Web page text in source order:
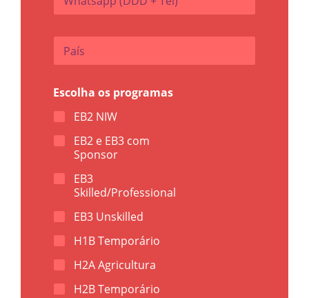
+
*
a
p
(
D
D
D
+
e
l
*
P
í
*
Escolha os programas
EB2 NIW
EB2 e EB3 com
Sponsor
EB3
Skilled/Professional
EB3 Unskilled
H1B Temporário
H2A Agricultura
H2B Temporário